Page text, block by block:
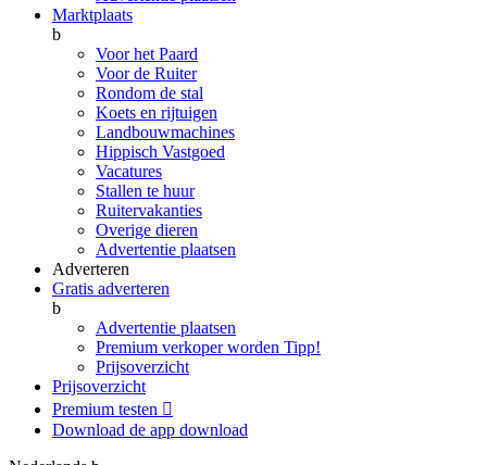
Marktplaats
b
Voor het Paard
Voor de Ruiter
Rondom de stal
Koets en rijtuigen
Landbouwmachines
Hippisch Vastgoed
Vacatures
Stallen te huur
Ruitervakanties
Overige dieren
Advertentie plaatsen
Adverteren
Gratis adverteren
b
Advertentie plaatsen
Premium verkoper worden Tipp!
Prijsoverzicht
Prijsoverzicht
Premium testen 
Download de app download